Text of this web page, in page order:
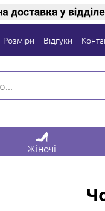
Розміри Відгуки
Жіночі